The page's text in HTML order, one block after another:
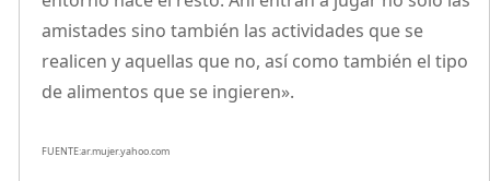
amistades sino también las actividades que se
realicen y aquellas que no, así como también el tipo
de alimentos que se ingieren».
FUENTE:ar.mujer.yahoo.com